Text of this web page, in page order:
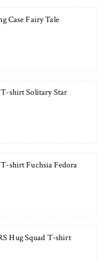
Case Fairy Tale
shirt Solitary Star
shirt Fuchsia Fedora
Hug Squad T-shirt